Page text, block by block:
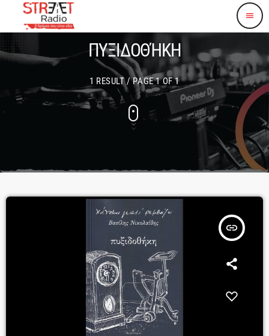
menu
ΠΥΞΙΔΟΘΉΚΗ
1 RESULT / PAGE 1 OF 1
insert_link